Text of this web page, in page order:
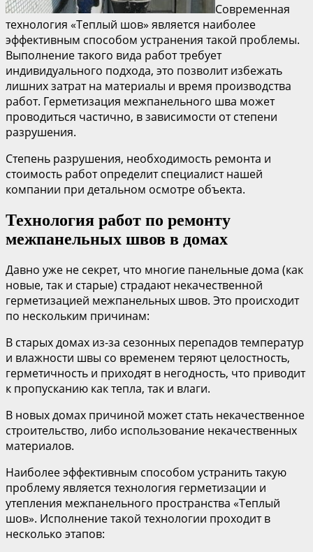
Современная
технология «Теплый шов» является наиболее
эффективным способом устранения такой проблемы.
Выполнение такого вида работ требует
индивидуального подхода, это позволит избежать
лишних затрат на материалы и время производства
работ. Герметизация межпанельного шва может
проводиться частично, в зависимости от степени
разрушения.
Степень разрушения, необходимость ремонта и
стоимость работ определит специалист нашей
компании при детальном осмотре объекта.
Технология работ по ремонту
межпанельных швов в домах
Давно уже не секрет, что многие панельные дома (как
новые, так и старые) страдают некачественной
герметизацией межпанельных швов. Это происходит
по нескольким причинам:
В старых домах из-за сезонных перепадов температур
и влажности швы со временем теряют целостность,
герметичность и приходят в негодность, что приводит
к пропусканию как тепла, так и влаги.
В новых домах причиной может стать некачественное
строительство, либо использование некачественных
материалов.
Наиболее эффективным способом устранить такую
проблему является технология герметизации и
утепления межпанельного пространства «Теплый
шов». Исполнение такой технологии проходит в
несколько этапов: